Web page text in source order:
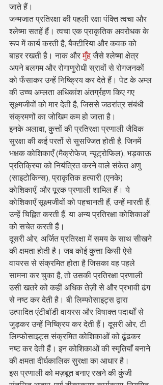
जाते हैं।
जन्मजात प्रतिरक्षा की पहली रक्षा पंक्ति त्वचा और
श्लेष्मा सतहें हैं। त्वचा एक प्राकृतिक अवरोधक के
रूप में कार्य करती है, बैक्टीरिया और कवक को
बाहर रखती है। नाक और मुँह जैसे श्लेष्मा क्षेत्र
अपने बलगम और रोगाणुरोधी स्रावों से रोगजनकों
को फँसाकर उन्हें निष्क्रिय कर देते हैं। पेट के अम्ल
की उच्च अम्लता अधिकांश अंतर्ग्रहण किए गए
सूक्ष्मजीवों को मार देती है, जिससे जठरांत्र संबंधी
संक्रमणों का जोखिम कम हो जाता है।
इनके अलावा, कुत्तों की प्रतिरक्षा प्रणाली जैविक
सुरक्षा की कई परतों से सुसज्जित होती है, जिनमें
भक्षक कोशिकाएँ (मैक्रोफेज, न्यूट्रोफिल), भड़काऊ
प्रतिक्रिया को नियंत्रित करने वाले संकेत अणु
(साइटोकिन्स), प्राकृतिक हत्यारी (एनके)
कोशिकाएँ, और पूरक प्रणाली शामिल हैं। ये
कोशिकाएँ सूक्ष्मजीवों को पहचानती हैं, उन्हें मारती हैं,
उन्हें चिह्नित करती हैं, या अन्य प्रतिरक्षा कोशिकाओं
को सचेत करती हैं।
दूसरी ओर, अर्जित प्रतिरक्षा में समय के साथ सीखने
की क्षमता होती है। जब कोई कुत्ता किसी ऐसे
वायरस से संक्रमित होता है जिसका वह पहले
सामना कर चुका है, तो उसकी प्रतिरक्षा प्रणाली
उसी खतरे को कहीं अधिक तेज़ी से और प्रभावी ढंग
से नष्ट कर देती है। बी लिम्फोसाइट्स द्वारा
उत्पादित एंटीबॉडी वायरस और विषाक्त पदार्थों से
जुड़कर उन्हें निष्क्रिय कर देती हैं। दूसरी ओर, टी
लिम्फोसाइट्स संक्रमित कोशिकाओं को ढूंढकर
नष्ट कर देती हैं। इन कोशिकाओं की स्मृतियाँ बनाने
की क्षमता दीर्घकालिक सुरक्षा का आधार है।
इस प्रणाली को मज़बूत बनाए रखने की कुंजी